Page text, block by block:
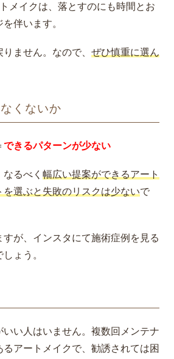
メイクは、落とすのにも時間とお
伴います。
ません。なので、 ぜひ慎重に選ん
くないか
できるパターンが少ない
るべく 幅広い提案ができるアート
を選ぶと失敗のリスクは少ないで
すが、インスタにて施術症例を見る
ょう。
い人はいません。複数回メンテナ
るアートメイクで、勧誘されては困